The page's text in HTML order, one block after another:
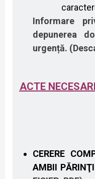
Informare
depunerea
urgență.
ACTE
CERERE
AMBII